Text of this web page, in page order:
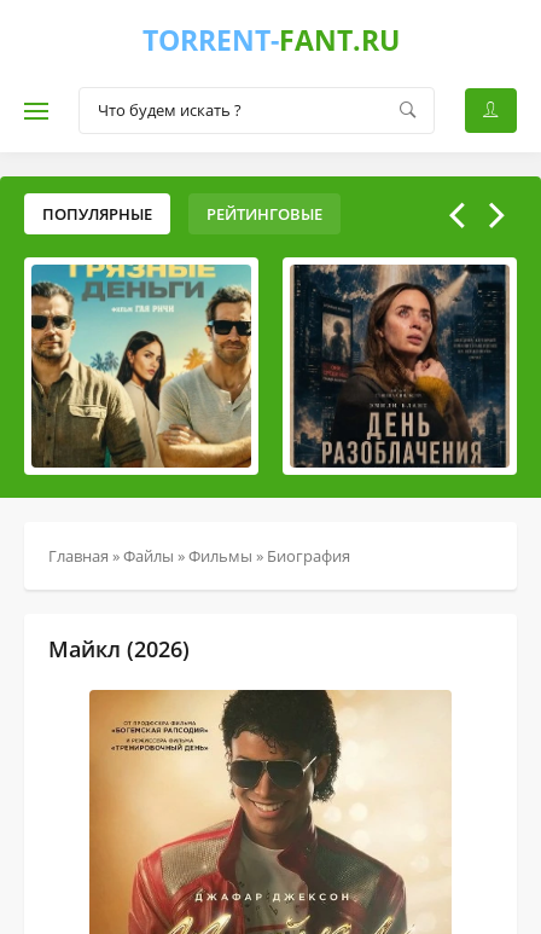
TORRENT-FANT.RU
ПОПУЛЯРНЫЕ РЕЙТИНГОВЫЕ
Главная »Файлы »Фильмы » Биография
Майкл (2026)